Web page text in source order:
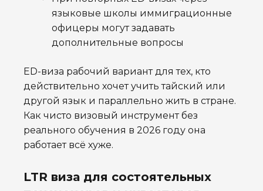
языковые школы иммиграционные
офицеры могут задавать
дополнительные вопросы
ED-виза рабочий вариант для тех, кто
действительно хочет учить тайский или
другой язык и параллельно жить в стране.
Как чисто визовый инструмент без
реального обучения в 2026 году она
работает всё хуже.
LTR виза для состоятельных